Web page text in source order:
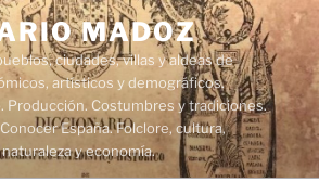
MADOZ
ciudades, villas y aldeas de
artísticos y demográficos.
Producción. Costumbres y tradiciones.
España. Folclore, cultura,
y economía.